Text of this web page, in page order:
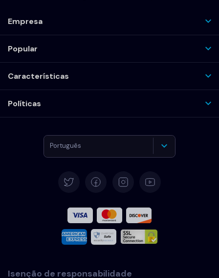
Empresa
Popular
Características
Políticas
Português
Francês
Italiano
Português
Isenção de responsabilidade